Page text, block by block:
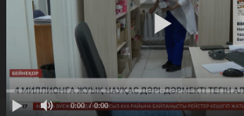
0:00 / 0:00